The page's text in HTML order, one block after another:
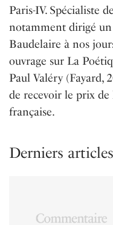
Paris-IV. Spécialiste
notamment dirigé
Baudelaire à nos
ouvrage sur La
Paul Valéry (Fayard,
de recevoir le prix de
française.
Derniers articles